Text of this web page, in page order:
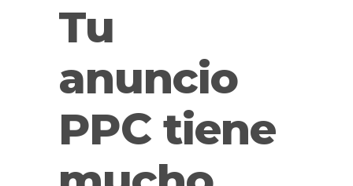
Tu
anuncio
PPC tiene